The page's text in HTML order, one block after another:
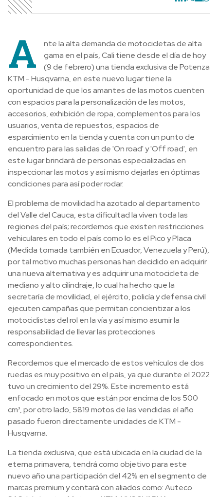
A
nte la alta demanda de motocicletas de alta
gama en el país, Cali tiene desde el día de hoy
(9 de febrero) una tienda exclusiva de Potenza
KTM - Husqvarna, en este nuevo lugar tiene la
oportunidad de que los amantes de las motos cuenten
con espacios para la personalización de las motos,
accesorios, exhibición de ropa, complementos para los
usuarios, venta de repuestos, espacios de
esparcimiento en la tienda y cuenta con un punto de
encuentro para las salidas de 'On road' y 'Off road', en
este lugar brindará de personas especializadas en
inspeccionar las motos y así mismo dejarlas en óptimas
condiciones para así poder rodar.
El problema de movilidad ha azotado al departamento
del Valle del Cauca, esta dificultad la viven toda las
regiones del país; recordemos que existen restricciones
vehiculares en todo el país como lo es el Pico y Placa
(Medida tomada también en Ecuador, Venezuela y Perú),
por tal motivo muchas personas han decidido en adquirir
una nueva alternativa y es adquirir una motocicleta de
mediano y alto cilindraje, lo cual ha hecho que la
secretaría de movilidad, el ejército, policía y defensa civil
ejecuten campañas que permitan concientizar a los
motociclistas del rol en la vía y así mismo asumir la
responsabilidad de llevar las protecciones
correspondientes.
Recordemos que el mercado de estos vehículos de dos
ruedas es muy positivo en el país, ya que durante el 2022
tuvo un crecimiento del 29%. Este incremento está
enfocado en motos que están por encima de los 500
cm³, por otro lado, 5819 motos de las vendidas el año
pasado fueron directamente unidades de KTM -
Husqvarna.
La tienda exclusiva, que está ubicada en la ciudad de la
eterna primavera, tendrá como objetivo para este
nuevo año una participación del 42% en el segmento de
marcas premium y contará con aliados como: Auteco